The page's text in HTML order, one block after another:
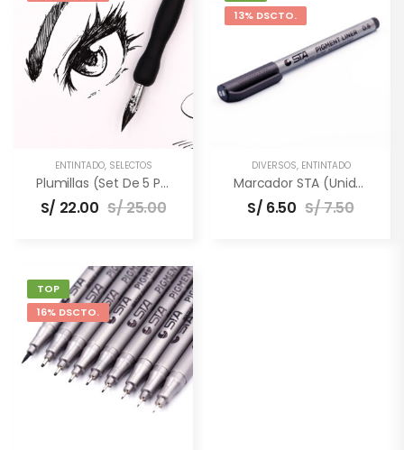
ENTINTADO, SELECTOS
Plumillas (Set De 5 Puntas)
S/ 22.00 S/25.00
13% DSCTO.
DIVERSOS, ENTINTADO
Marcador STA (unidad)
S/ 6.50 S/7.50
TOP
16% DSCTO.